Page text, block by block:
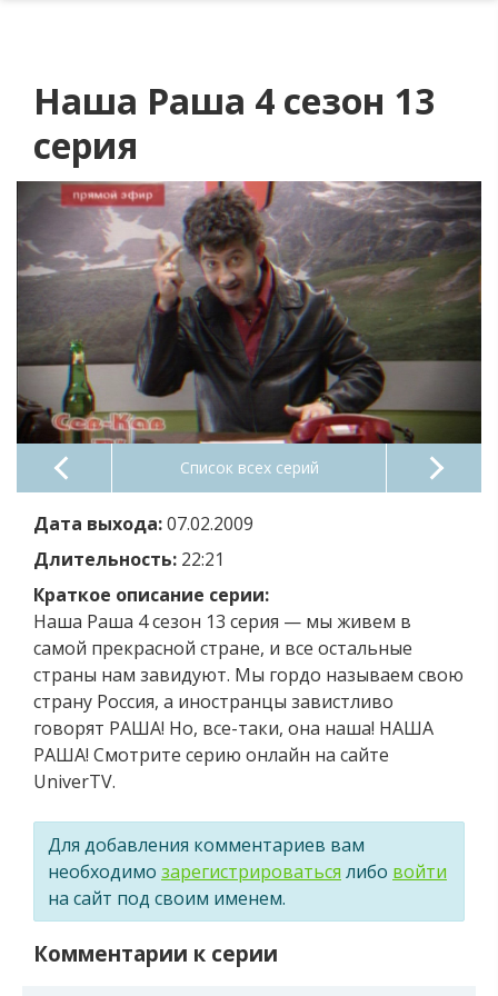
Наша Раша 4 сезон 13
серия
Список всех серий
Дата выхода:07.02.2009
Длительность: 22:21
Краткое описание серии:
Наша Раша 4 сезон 13 серия — мы живем в
самой прекрасной стране, и все остальные
страны нам завидуют. Мы гордо называем свою
страну Россия, а иностранцы завистливо
говорят РАША! Но, все-таки, она наша! НАША
РАША! Смотрите серию онлайн на сайте
UniverTV.
Для добавления комментариев вам
необходимо зарегистрироваться либо войти
на сайт под своим именем.
Комментарии к серии